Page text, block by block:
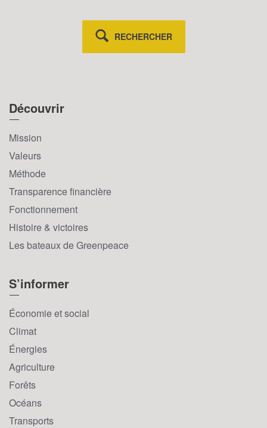
RECHERCHER
Découvrir
Mission
Valeurs
Méthode
Transparence financière
Fonctionnement
Histoire & victoires
Les bateaux de Greenpeace
S’informer
Économie et social
Climat
Énergies
Agriculture
Forêts
Océans
Transports